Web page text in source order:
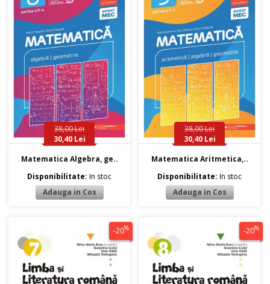
38,00 Lei
30,40 Lei
Matematica Algebra, ge..
Disponibilitate:In stoc
38,00 Lei
30,40 Lei
Matematica Aritmetica,..
Disponibilitate:In stoc
-20% -20%